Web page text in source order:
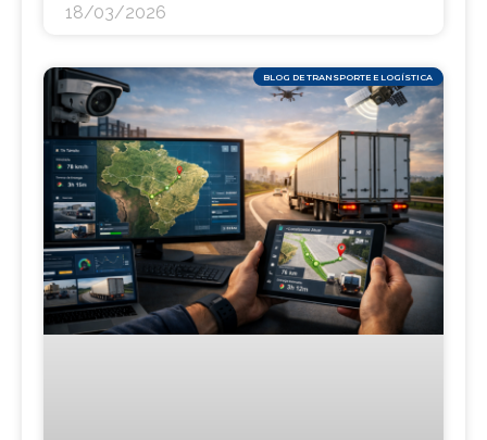
18/03/2026
BLOG DE TRANSPORTE E LOGÍSTICA